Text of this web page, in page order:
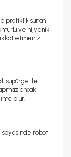
pratiklik sunan
ve hijyenik
etmeniz
süpürge ile
ancak
olur.
sayesinde robot